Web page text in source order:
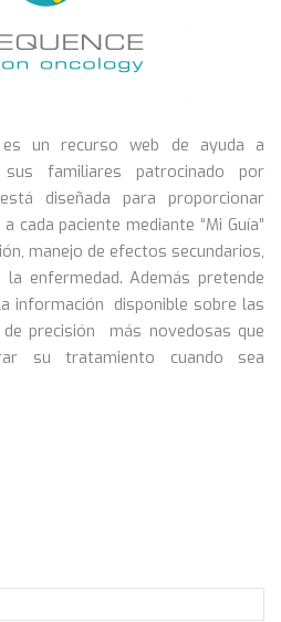
es un recurso web de ayuda a
familiares patrocinado por
diseñada para proporcionar
cada paciente mediante “Mi Guía”
manejo de efectos secundarios,
enfermedad. Además pretende
información disponible sobre las
precisión más novedosas que
su tratamiento cuando sea